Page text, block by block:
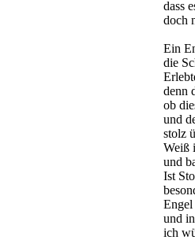
dass
doch
Ein
die
denn
ob
und
stolz
Weiß
und
Ist
Engel
und
ich